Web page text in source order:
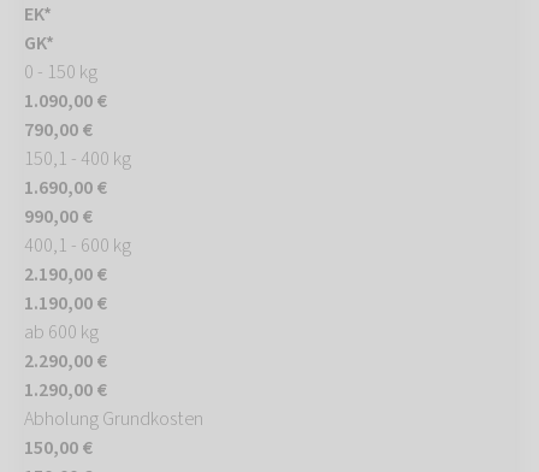
EK*
GK*
0 - 150 kg
1.090,00 €
790,00 €
150,1 - 400 kg
1.690,00 €
990,00 €
400,1 - 600 kg
2.190,00 €
1.190,00 €
ab 600 kg
2.290,00 €
1.290,00 €
Abholung Grundkosten
150,00 €